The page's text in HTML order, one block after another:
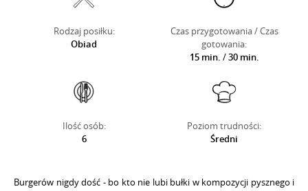
Rodzaj posiłku:
Obiad
Czas przygotowania / Czas
gotowania:
15 min. /30 min.
Ilość osób:
6
Poziom trudności:
Średni
Burgerów nigdy dość - bo kto nie lubi bułki w kompozycji pysznego i